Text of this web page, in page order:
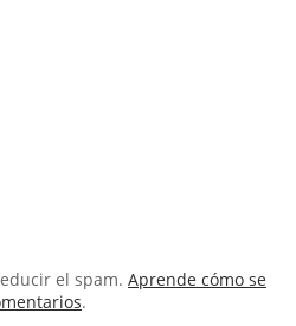
el spam. Aprende cómo se
.